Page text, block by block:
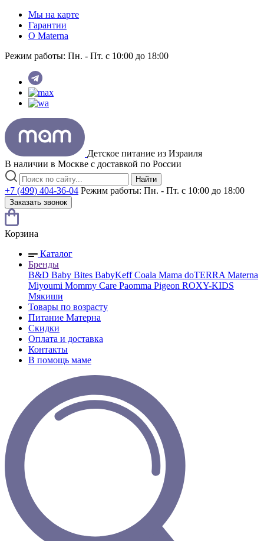
Мы на карте
Гарантии
O Materna
Режим работы: Пн. - Пт. с 10:00 до 18:00
Детское питание из Израиля
В наличии в Москве с доставкой по России
Найти
+7 (499) 404-36-04 Режим работы: Пн. - Пт. с 10:00 до 18:00
Заказать звонок
Корзина
Каталог
Бренды
B&D Baby Bites BabyKeffCoala Mama doTERRA Materna
Miyoumi Mommy Care Paomma Pigeon ROXY-KIDS
Мякиши
Товары по возрасту
Питание Матерна
Скидки
Оплата и доставка
Контакты
В помощь маме